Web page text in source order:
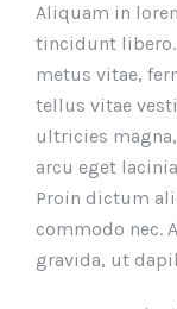
Aliquam in
tincidunt
metus vitae,
tellus vitae
ultricies
arcu eget
Proin dictum
commodo nec.
gravida, ut